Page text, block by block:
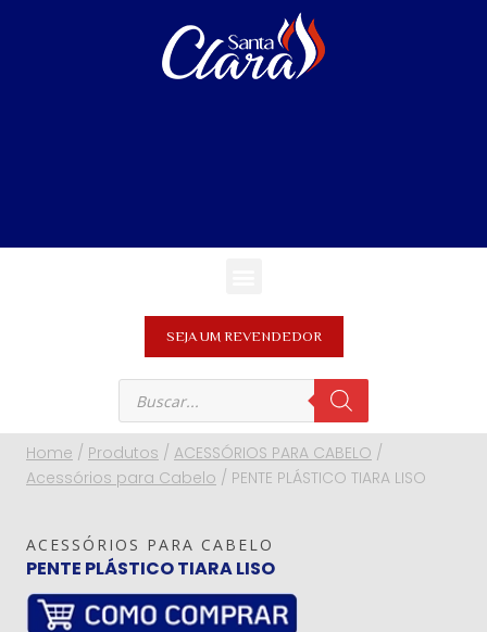
SEJA UM REVENDEDOR
Home / Produtos / ACESSÓRIOS PARA CABELO /
Acessórios para Cabelo / PENTE PLÁSTICO TIARA LISO
ACESSÓRIOS PARA CABELO
PENTE PLÁSTICO TIARA LISO